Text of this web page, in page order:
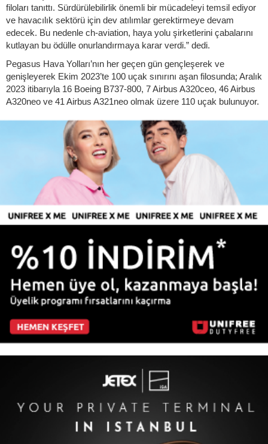
filoları tanıttı. Sürdürülebilirlik önemli bir mücadeleyi temsil ediyor
ve havacılık sektörü için dev atılımlar gerektirmeye devam
edecek. Bu nedenle ch-aviation, haya yolu şirketlerini çabalarını
kutlayan bu ödülle onurlandırmaya karar verdi.” dedi.
Pegasus Hava Yolları’nın her geçen gün gençleşerek ve
genişleyerek Ekim 2023’te 100 uçak sınırını aşan filosunda; Aralık
2023 itibarıyla 16 Boeing B737-800, 7 Airbus A320ceo, 46 Airbus
A320neo ve 41 Airbus A321neo olmak üzere 110 uçak bulunuyor.